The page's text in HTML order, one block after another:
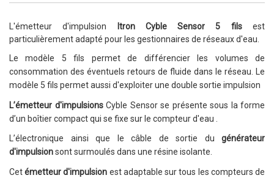
L'émetteur d'impulsion Itron Cyble Sensor 5 filsest
particulièrement adapté pour les gestionnaires de réseaux d'eau.
Le modèle 5 fils permet de différencier les volumes de
consommation des éventuels retours de fluide dans le réseau. Le
modèle 5 fils permet aussi d'exploiter une double sortie impulsion
L’émetteur d'impulsionsCyble Sensor se présente sous la forme
d’un boîtier compact qui se fixe sur le compteur d'eau
L’électronique ainsi que le câble de sortie du générateur
d'impulsionsont surmoulés dans une résine isolante.
Cetémetteur d'impulsion est adaptable sur tous les compteurs de